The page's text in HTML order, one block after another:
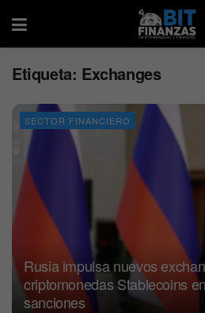
Etiqueta: Exchanges
SECTOR FINANCIERO
Rusia impulsa nuevos
criptomonedas Stablecoins
sanciones